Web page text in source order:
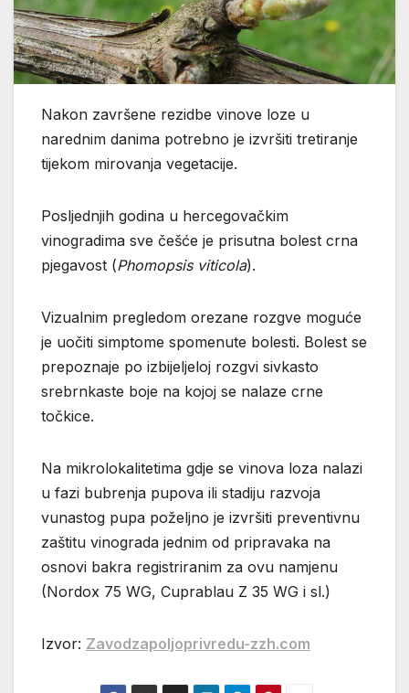
Nakon završene rezidbe vinove loze u
narednim danima potrebno je izvršiti tretiranje
tijekom mirovanja vegetacije.
Posljednjih godina u hercegovačkim
vinogradima sve češće je prisutna bolest crna
pjegavost (Phomopsis viticola).
Vizualnim pregledom orezane rozgve moguće
je uočiti simptome spomenute bolesti. Bolest se
prepoznaje po izbijeljeloj rozgvi sivkasto
srebrnkaste boje na kojoj se nalaze crne
točkice.
Na mikrolokalitetima gdje se vinova loza nalazi
u fazi bubrenja pupova ili stadiju razvoja
vunastog pupa poželjno je izvršiti preventivnu
zaštitu vinograda jednim od pripravaka na
osnovi bakra registriranim za ovu namjenu
(Nordox 75 WG, Cuprablau Z 35 WG i sl.)
Izvor: Zavodzapoljoprivredu-zzh.com